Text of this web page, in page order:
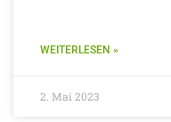
WEITERLESEN »
2. Mai 2023